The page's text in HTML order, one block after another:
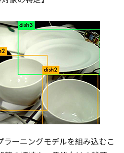
ーニングモデルを組み込むこ